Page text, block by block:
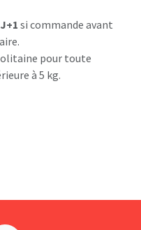
J+1 si commande avant
pour toute
à 5 kg.